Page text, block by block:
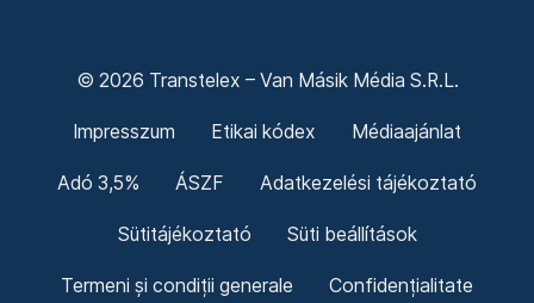
© 2026 Transtelex – Van Másik Média S.R.L.
Impresszum Etikai kódex Médiaajánlat
Adó 3,5% ÁSZF Adatkezelési tájékoztató
Sütitájékoztató Süti beállítások
Termeni și condiții generale Confidențialitate